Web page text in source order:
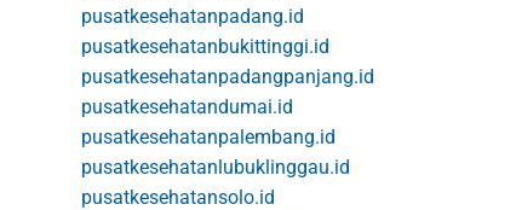
pusatkesehatanpadang.id
pusatkesehatanbukittinggi.id
pusatkesehatanpadangpanjang.id
pusatkesehatandumai.id
pusatkesehatanpalembang.id
pusatkesehatanlubuklinggau.id
pusatkesehatansolo.id